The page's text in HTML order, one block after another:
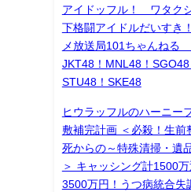
アイドッフル！ ワタク
下格闘アイドルだいすき
メ放送局101ちゃんねる
JKT48！MNL48！SGO48
STU48！SKE48
ヒウラッフルのハーニー
敷補完計画 ＜必殺！生前
死からの～特殊清掃・遺
＞ キャッシング計1500
3500万円！うつ病統合失